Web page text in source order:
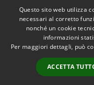
Accessibilità
Privacy
Mappa del sito
Questo sito web utilizza
necessari al corretto
nonché un cookie
informazioni
Per maggiori dettagli, può
ACCETTA